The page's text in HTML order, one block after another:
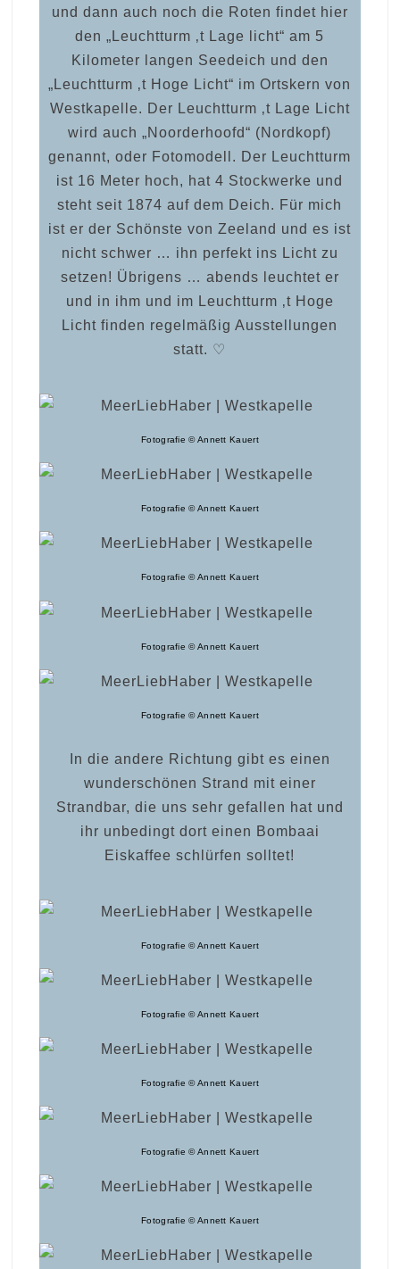
und dann auch noch die Roten findet hier
den „Leuchtturm ‚t Lage licht“ am 5
Kilometer langen Seedeich und den
„Leuchtturm ‚t Hoge Licht“ im Ortskern von
Westkapelle. Der Leuchtturm ‚t Lage Licht
wird auch „Noorderhoofd“ (Nordkopf)
genannt, oder Fotomodell. Der Leuchtturm
ist 16 Meter hoch, hat 4 Stockwerke und
steht seit 1874 auf dem Deich. Für mich
ist er der Schönste von Zeeland und es ist
nicht schwer … ihn perfekt ins Licht zu
setzen! Übrigens … abends leuchtet er
und in ihm und im Leuchtturm ‚t Hoge
Licht finden regelmäßig Ausstellungen
statt. ♡
Fotografie © Annett Kauert
Fotografie © Annett Kauert
Fotografie © Annett Kauert
Fotografie © Annett Kauert
Fotografie © Annett Kauert
In die andere Richtung gibt es einen
wunderschönen Strand mit einer
Strandbar, die uns sehr gefallen hat und
ihr unbedingt dort einen Bombaai
Eiskaffee schlürfen solltet!
Fotografie © Annett Kauert
Fotografie © Annett Kauert
Fotografie © Annett Kauert
Fotografie © Annett Kauert
Fotografie © Annett Kauert